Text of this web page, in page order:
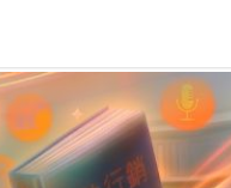
語言學習與教材 圖